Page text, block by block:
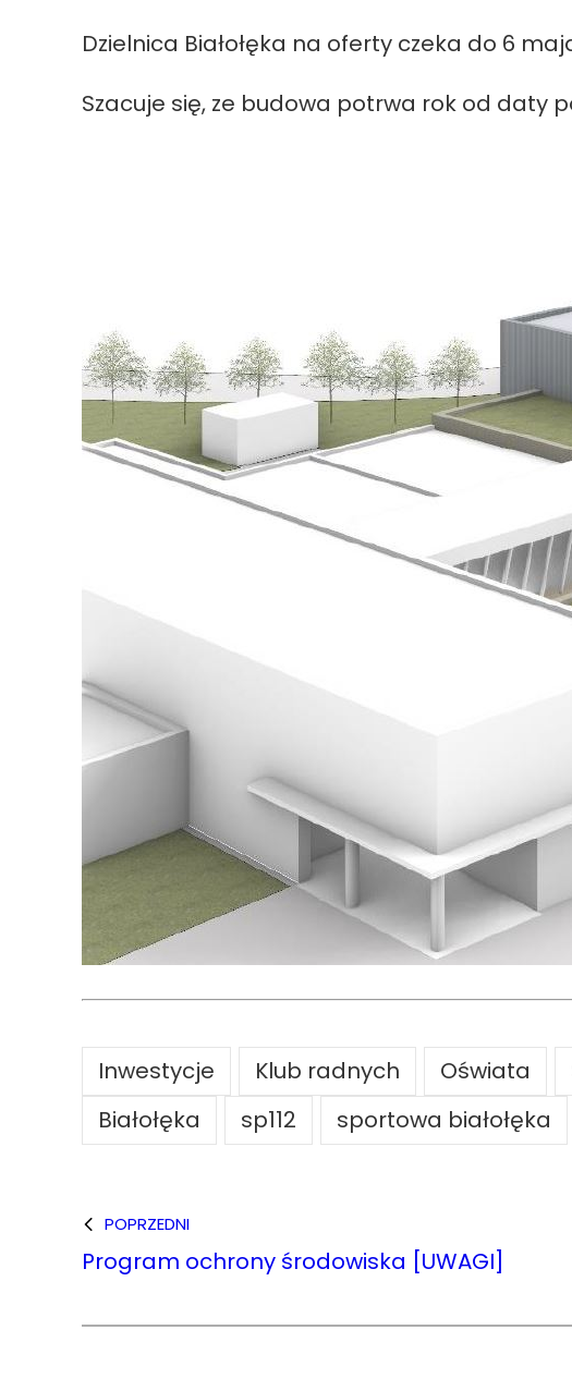
Dzielnica Białołęka na oferty czeka do 6
Szacuje się, ze budowa potrwa rok od daty
Inwestycje Klub radnych Oświata
Białołęka
sp112 sportowa białołęka
POPRZEDNI
Program ochrony środowiska [UWAGI]